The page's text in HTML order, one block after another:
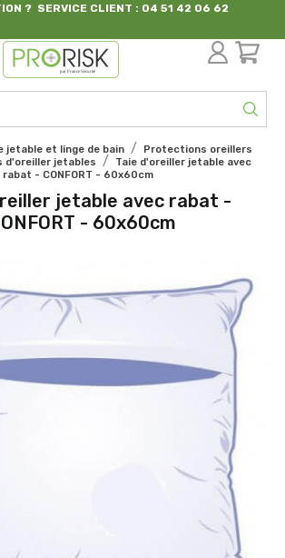
? SERVICE CLIENT : 04 51 42 06 62
par France Sécurité
jetable et linge de bain
Protections oreillers
d'oreiller jetables
Taie d'oreiller jetable avec
rabat - CONFORT - 60x60cm
jetable avec rabat -
- 60x60cm